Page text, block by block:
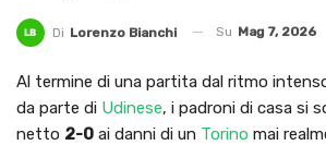
Di Lorenzo Bianchi Su Mag 7, 2026
Al termine di una partita dal ritmo
da parte di Udinese, i padroni di casa si
netto 2-0 ai danni di un Torino mai